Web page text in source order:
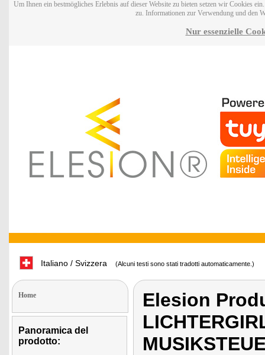
Um Ihnen ein bestmögliches Erlebnis auf dieser Website zu bieten setzen wir Cookies
zu. Informationen zur Verwendung und den
Nur essenzielle
Italiano / Svizzera (Alcuni testi sono stati tradotti automaticamente.)
Home
Panoramica del
prodotto:
Elesion